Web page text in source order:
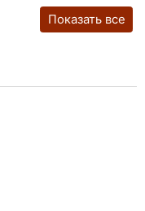
Показать все